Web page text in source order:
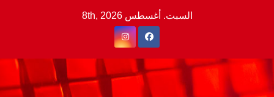
السبت. أغسطس 8th, 2026